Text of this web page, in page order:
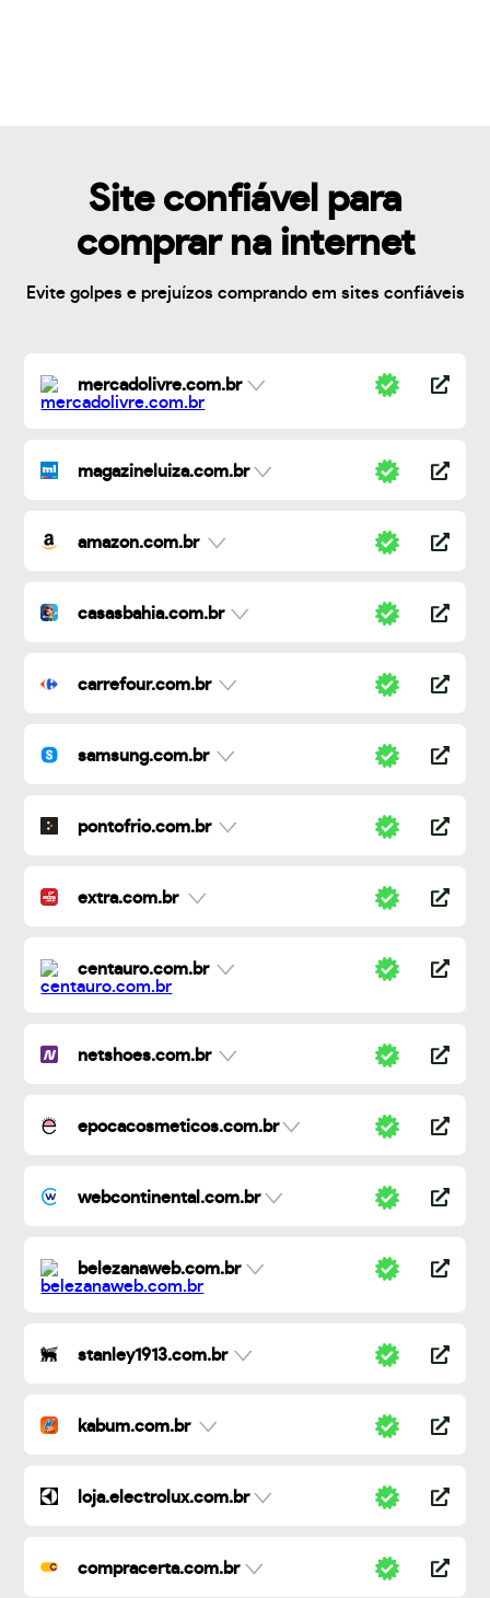
Site confiável para
comprar na internet
Evite golpes e prejuízos comprando em sites confiáveis
mercadolivre.com.br
magazineluiza.com.br
amazon.com.br
casasbahia.com.br
carrefour.com.br
samsung.com.br
pontofrio.com.br
extra.com.br
centauro.com.br
netshoes.com.br
epocacosmeticos.com.br
webcontinental.com.br
belezanaweb.com.br
stanley1913.com.br
kabum.com.br
loja.electrolux.com.br
compracerta.com.br